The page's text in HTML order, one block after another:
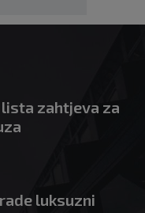
zahtjeva za
luksuzni